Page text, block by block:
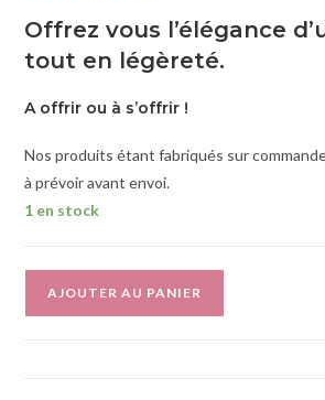
Offrez vous l’élégance
tout en légèreté.
A offrir ou à s’offrir !
Nos produits étant fabriqués sur
à prévoir avant envoi.
1 en stock
AJOUTER AU PANIER